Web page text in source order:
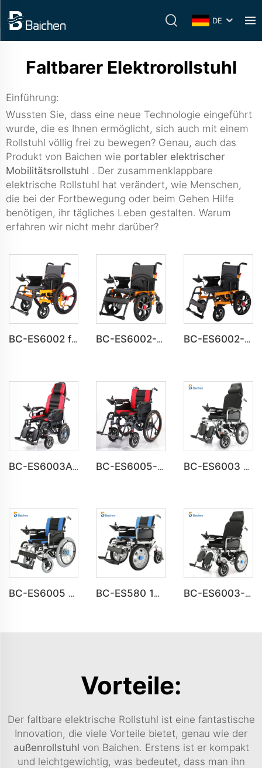
DE
Faltbarer Elektrorollstuhl
Einführung:
Wussten Sie, dass eine neue Technologie eingeführt
wurde, die es Ihnen ermöglicht, sich auch mit einem
Rollstuhl völlig frei zu bewegen? Genau, auch das
Produkt von Baichen wie portabler elektrischer
Mobilitätsrollstuhl . Der zusammenklappbare
elektrische Rollstuhl hat verändert, wie Menschen,
die bei der Fortbewegung oder beim Gehen Hilfe
benötigen, ihr tägliches Leben gestalten. Warum
erfahren wir nicht mehr darüber?
BC-ES6002 faltbarer, tragbarer Stahl-Elektro-Rollstuhl BC-ES6002-A CE-zugelassener elektrischer Rollstuhl für Behinderte BC-ES6002-B Rollstuhl faltbarer elektrischer automatischer Rollstuhl
BC-ES6003A Faltbarer motorisierter Rollstuhl mit Tragfähigkeit von 150 kg BC-ES6005-A Big Wheels Leichtgewichts elektrischer Rollstuhl faltbar BC-ES6003 Hochlehne Neigbar Im Handumdrehen Zu sammenklappbarer Rollstuhl
BC-ES6005 Große Räder klappbarer motorisierter Rollstuhl BC-ES580 16-Zoll Vordranke Stahl-Power-Rollstuhl BC-ES6003-FAF Automatisch verstellbarer medizinischer Elektro-Innenraum-Rollstuhl für Menschen mit Behinderung
Vorteile:
Der faltbare elektrische Rollstuhl ist eine fantastische
Innovation, die viele Vorteile bietet, genau wie der
außenrollstuhl von Baichen. Erstens ist er kompakt
und leichtgewichtig, was bedeutet, dass man ihn